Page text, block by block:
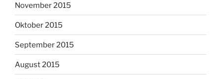
November 2015
Oktober 2015
September 2015
August 2015